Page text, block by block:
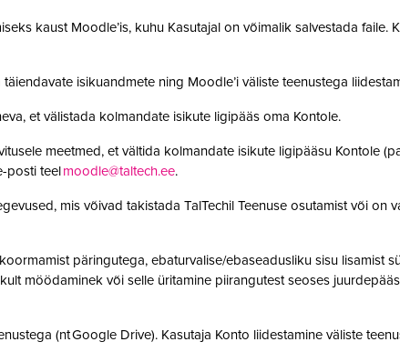
kaust Moodle’is, kuhu Kasutajal on võimalik salvestada faile.
isikuandmete ning Moodle’i väliste teenustega
et välistada kolmandate isikute ligipääs oma Kontole.
meetmed, et vältida kolmandate isikute ligipääsu Kontole
posti teel moodle@taltech.ee.
mis võivad takistada TalTechil Teenuse osutamist või on
päringutega, ebaturvalise/ebaseadusliku sisu lisamist
möödaminek või selle üritamine piirangutest seoses
(nt Google Drive). Kasutaja Konto liidestamine väliste